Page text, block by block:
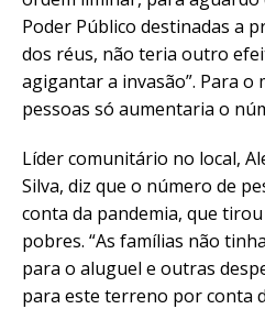
Poder Público destinadas a
dos réus, não teria outro
agigantar a invasão”. Para
pessoas só aumentaria o
Líder comunitário no local,
Silva, diz que o número de
conta da pandemia, que
pobres. “As famílias não
para o aluguel e outras
para este terreno por conta